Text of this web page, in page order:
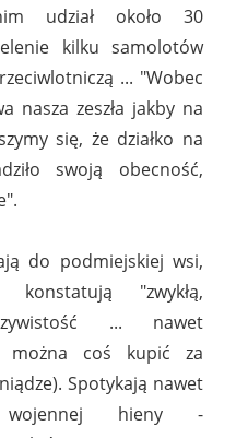
udział około 30
kilku samolotów
... "Wobec
nasza zeszła jakby na
się, że działko na
swoją obecność,
do podmiejskiej wsi,
"zwykłą,
... nawet
można coś kupić za
Spotykają nawet
wojennej hieny -